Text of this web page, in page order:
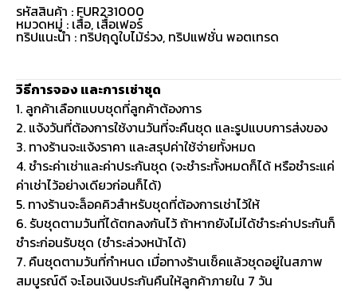
รหัสสินค้า : FUR231000
หมวดหมู่ : เสื้อ, เสื้อเฟอร์
ทริปแนะนำ : ทริปฤดูใบไม้ร่วง, ทริปแฟชั่น พอตเทรด
วิธีการจอง และการเช่าชุด
1. ลูกค้าเลือกแบบชุดที่ลูกค้าต้องการ
2. แจ้งวันที่ต้องการใช้งานวันที่จะคืนชุด และรูปแบบการส่งของ
3. ทางร้านจะแจ้งราคา และสรุปค่าใช้จ่ายทั้งหมด
4. ชำระค่าเช่าและค่าประกันชุด (จะชำระทั้งหมดก็ได้ หรือชำระแค่
ค่าเช่าไว้อย่างเดียวก่อนก็ได้)
5. ทางร้านจะล็อคคิวสำหรับชุดที่ต้องการเช่าไว้ให้
6. รับชุดตามวันที่ได้ตกลงกันไว้ ถ้าหากยังไม่ได้ชำระค่าประกันก็
ชำระก่อนรับชุด (ชำระล่วงหน้าได้)
7. คืนชุดตามวันที่กำหนด เมื่อทางร้านเช็คแล้วชุดอยู่ในสภาพ
สมบูรณ์ดี จะโอนเงินประกันคืนให้ลูกค้าภายใน 7 วัน